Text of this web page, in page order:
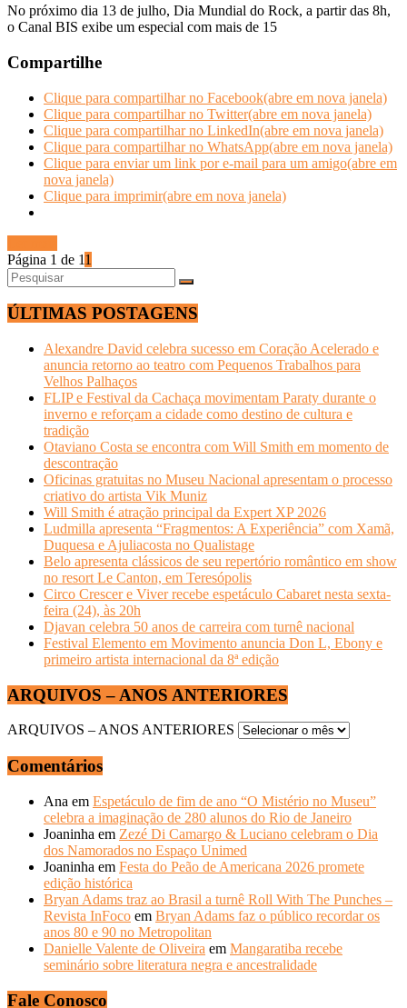
No próximo dia 13 de julho, Dia Mundial do Rock, a partir das 8h,
o Canal BIS exibe um especial com mais de 15
Compartilhe
Clique para compartilhar no Facebook(abre em nova janela)
Clique para compartilhar no Twitter(abre em nova janela)
Clique para compartilhar no LinkedIn(abre em nova janela)
Clique para compartilhar no WhatsApp(abre em nova janela)
Clique para enviar um link por e-mail para um amigo(abre em
nova janela)
Clique para imprimir(abre em nova janela)
Página 1 de 11
ÚLTIMAS POSTAGENS
Alexandre David celebra sucesso em Coração Acelerado e
anuncia retorno ao teatro com Pequenos Trabalhos para
Velhos Palhaços
FLIP e Festival da Cachaça movimentam Paraty durante o
inverno e reforçam a cidade como destino de cultura e
tradição
Otaviano Costa se encontra com Will Smith em momento de
descontração
Oficinas gratuitas no Museu Nacional apresentam o processo
criativo do artista Vik Muniz
Will Smith é atração principal da Expert XP 2026
Ludmilla apresenta “Fragmentos: A Experiência” com Xamã,
Duquesa e Ajuliacosta no Qualistage
Belo apresenta clássicos de seu repertório romântico em show
no resort Le Canton, em Teresópolis
Circo Crescer e Viver recebe espetáculo Cabaret nesta sexta-
feira (24), às 20h
Djavan celebra 50 anos de carreira com turnê nacional
Festival Elemento em Movimento anuncia Don L, Ebony e
primeiro artista internacional da 8ª edição
ARQUIVOS – ANOS ANTERIORES
ARQUIVOS – ANOS ANTERIORES
Comentários
Ana em Espetáculo de fim de ano “O Mistério no Museu”
celebra a imaginação de 280 alunos do Rio de Janeiro
Joaninha em Zezé Di Camargo & Luciano celebram o Dia
dos Namorados no Espaço Unimed
Joaninha em Festa do Peão de Americana 2026 promete
edição histórica
Bryan Adams traz ao Brasil a turnê Roll With The Punches –
Revista InFoco em Bryan Adams faz o público recordar os
anos 80 e 90 no Metropolitan
Danielle Valente de Oliveira em Mangaratiba recebe
seminário sobre literatura negra e ancestralidade
Fale Conosco